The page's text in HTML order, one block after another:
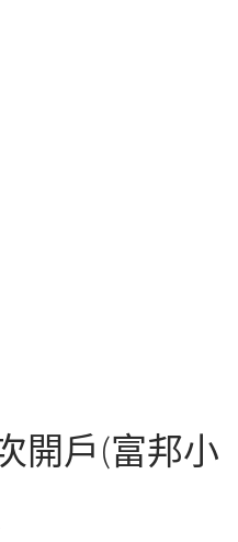
開戶(富邦小